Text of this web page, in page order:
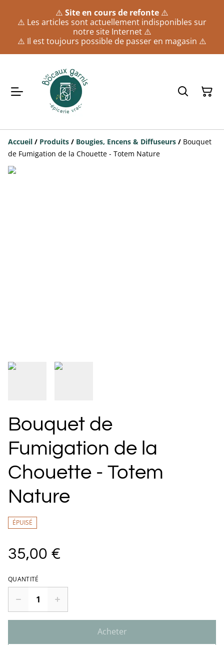
⚠️ Site en cours de refonte ⚠️
⚠️ Les articles sont actuellement indisponibles sur
notre site Internet ⚠️
⚠️ Il est toujours possible de passer en magasin ⚠️
Accueil / Produits / Bougies, Encens & Diffuseurs / Bouquet
de Fumigation de la Chouette - Totem Nature
Bouquet de
Fumigation de la
Chouette - Totem
Nature
ÉPUISÉ
35,00 €
QUANTITÉ
Acheter